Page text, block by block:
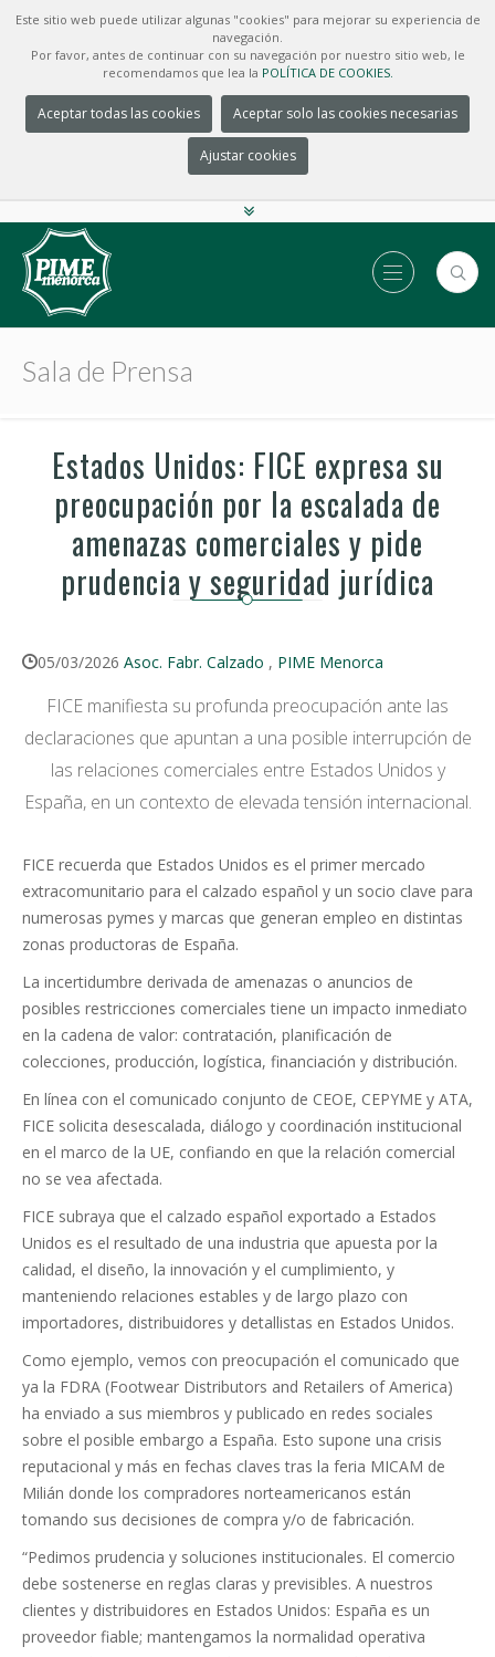
Este sitio web puede utilizar algunas "cookies" para mejorar su experiencia de
navegación.
Por favor, antes de continuar con su navegación por nuestro sitio web, le
recomendamos que lea la POLÍTICA DE COOKIES.
Aceptar todas las cookies Aceptar solo las cookies necesarias
Ajustar cookies
Sala de Prensa
Estados Unidos: FICE expresa su
preocupación por la escalada de
amenazas comerciales y pide
prudencia y seguridad jurídica
05/03/2026 Asoc. Fabr. Calzado , PIME Menorca
FICE manifiesta su profunda preocupación ante las
declaraciones que apuntan a una posible interrupción de
las relaciones comerciales entre Estados Unidos y
España, en un contexto de elevada tensión internacional.
FICE recuerda que Estados Unidos es el primer mercado
extracomunitario para el calzado español y un socio clave para
numerosas pymes y marcas que generan empleo en distintas
zonas productoras de España.
La incertidumbre derivada de amenazas o anuncios de
posibles restricciones comerciales tiene un impacto inmediato
en la cadena de valor: contratación, planificación de
colecciones, producción, logística, financiación y distribución.
En línea con el comunicado conjunto de CEOE, CEPYME y ATA,
FICE solicita desescalada, diálogo y coordinación institucional
en el marco de la UE, confiando en que la relación comercial
no se vea afectada.
FICE subraya que el calzado español exportado a Estados
Unidos es el resultado de una industria que apuesta por la
calidad, el diseño, la innovación y el cumplimiento, y
manteniendo relaciones estables y de largo plazo con
importadores, distribuidores y detallistas en Estados Unidos.
Como ejemplo, vemos con preocupación el comunicado que
ya la FDRA (Footwear Distributors and Retailers of America)
ha enviado a sus miembros y publicado en redes sociales
sobre el posible embargo a España. Esto supone una crisis
reputacional y más en fechas claves tras la feria MICAM de
Milián donde los compradores norteamericanos están
tomando sus decisiones de compra y/o de fabricación.
“Pedimos prudencia y soluciones institucionales. El comercio
debe sostenerse en reglas claras y previsibles. A nuestros
clientes y distribuidores en Estados Unidos: España es un
proveedor fiable; mantengamos la normalidad operativa